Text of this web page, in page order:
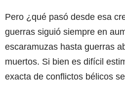
Pero ¿qué pasó desde esa
guerras siguió siempre en
escaramuzas hasta guerras
muertos. Si bien es difícil
exacta de conflictos bélicos